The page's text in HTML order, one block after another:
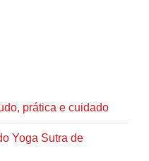
prática e cuidado
Yoga Sutra de